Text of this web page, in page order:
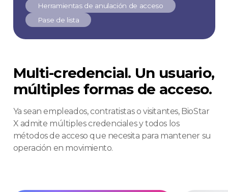
Herramientas de anulación de acceso
Pase de lista
Multi-credencial. Un usuario,
múltiples formas de acceso.
Ya sean empleados, contratistas o visitantes, BioStar
X admite múltiples credenciales y todos los
métodos de acceso que necesita para mantener su
operación en movimiento.